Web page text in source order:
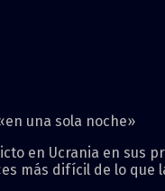
una sola noche»
en Ucrania en sus
más difícil de lo que